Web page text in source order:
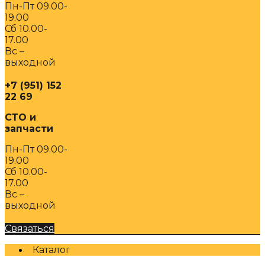
Пн-Пт 09.00-
19.00
Сб 10.00-
17.00
Вс –
выходной
+7 (951) 152
22 69
СТО и
запчасти
Пн-Пт 09.00-
19.00
Сб 10.00-
17.00
Вс –
выходной
Связаться
Каталог